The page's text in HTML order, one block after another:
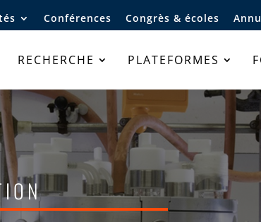
Conférences Congrès & écoles
RECHERCHE PLATEFORMES